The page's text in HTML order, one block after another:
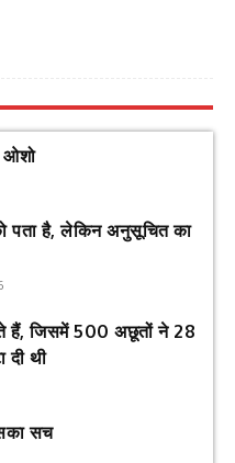
ओशो
पता है, लेकिन अनुसूचित का
हैं, जिसमें 500 अछूतों ने 28
दी थी
सच